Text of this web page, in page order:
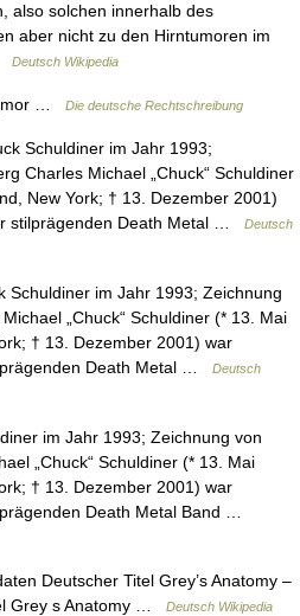
also solchen innerhalb des
aber nicht zu den Hirntumoren im
Deutsch Wikipedia
… Die deutsche Rechtschreibung
Schuldiner im Jahr 1993;
Charles Michael „Chuck“ Schuldiner
New York; † 13. Dezember 2001)
stilprägenden Death Metal …
Deutsch
im Jahr 1993; Zeichnung
„Chuck“ Schuldiner (* 13. Mai
† 13. Dezember 2001) war
Death Metal …
Deutsch
im Jahr 1993; Zeichnung von
„Chuck“ Schuldiner (* 13. Mai
† 13. Dezember 2001) war
Death Metal Band …
Deutscher Titel Grey’s Anatomy –
Grey s Anatomy …
Deutsch Wikipedia